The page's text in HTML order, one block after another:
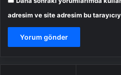
adresim ve site adresim bu